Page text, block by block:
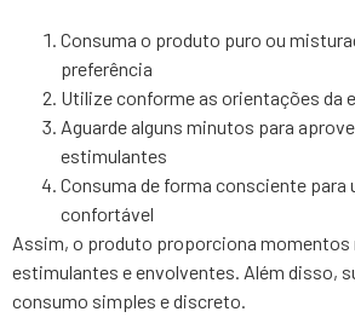
Consuma o produto puro ou
preferência
Utilize conforme as orientações da
Aguarde alguns minutos para
estimulantes
Consuma de forma consciente para
confortável
Assim, o produto proporciona momentos
estimulantes e envolventes. Além disso,
consumo simples e discreto.